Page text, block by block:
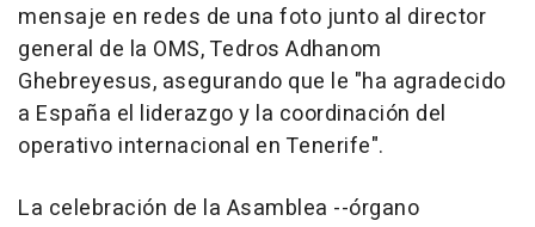
mensaje en redes de una foto junto al director
general de la OMS, Tedros Adhanom
Ghebreyesus, asegurando que le "ha agradecido
a España el liderazgo y la coordinación del
operativo internacional en Tenerife".
La celebración de la Asamblea --órgano